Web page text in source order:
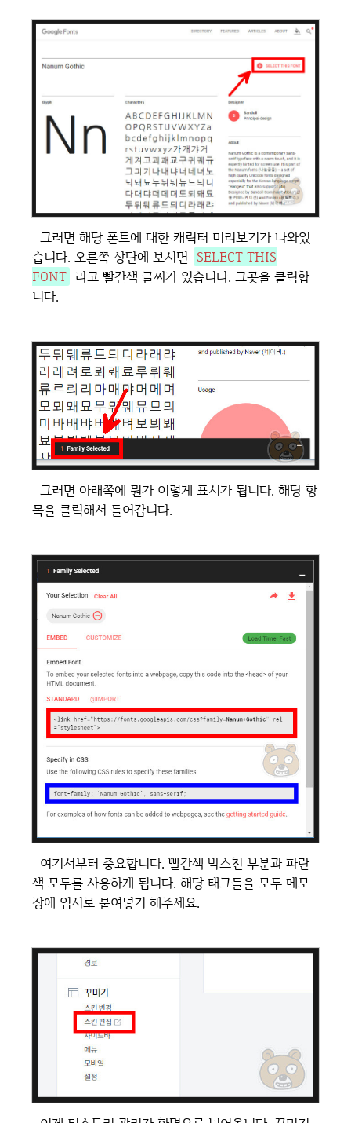
그러면 해당 폰트에 대한 캐릭터 미리보기가 나와있
습니다. 오른쪽 상단에 보시면 SELECT THIS
FONT 라고 빨간색 글씨가 있습니다. 그곳을 클릭합
니다.
그러면 아래쪽에 뭔가 이렇게 표시가 됩니다. 해당 항
목을 클릭해서 들어갑니다.
여기서부터 중요합니다. 빨간색 박스친 부분과 파란
색 모두를 사용하게 됩니다. 해당 태그들을 모두 메모
장에 임시로 붙여넣기 해주세요.